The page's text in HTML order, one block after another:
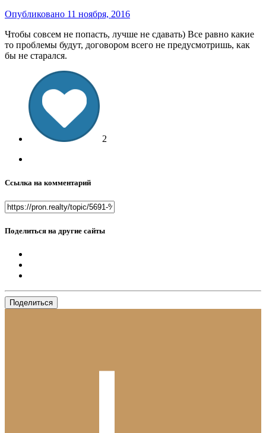
Опубликовано 11 ноября, 2016
Чтобы совсем не попасть, лучше не сдавать) Все равно какие
то проблемы будут, договором всего не предусмотришь, как
бы не старался.
2
Ссылка на комментарий
Поделиться на другие сайты
Поделиться